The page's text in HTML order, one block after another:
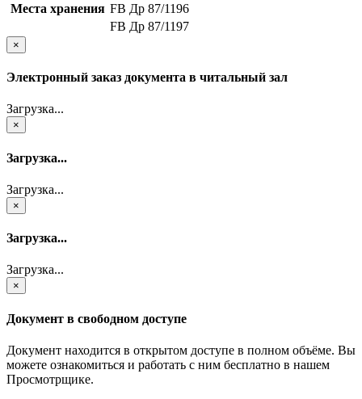
Места хранения FB Др 87/1196
FB Др 87/1197
×
Электронный заказ документа в читальный зал
Загрузка...
×
Загрузка...
Загрузка...
×
Загрузка...
Загрузка...
×
Документ в свободном доступе
Документ находится в открытом доступе в полном объёме. Вы
можете ознакомиться и работать с ним бесплатно в нашем
Просмотрщике.